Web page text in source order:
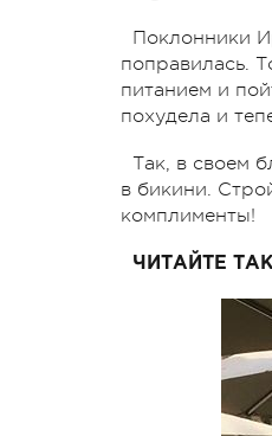
Поклонники
поправилась.
питанием и
похудела и
Так, в своем
в бикини.
комплименты!
ЧИТАЙТЕ